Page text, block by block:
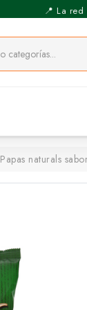
⚡️
Papas naturals